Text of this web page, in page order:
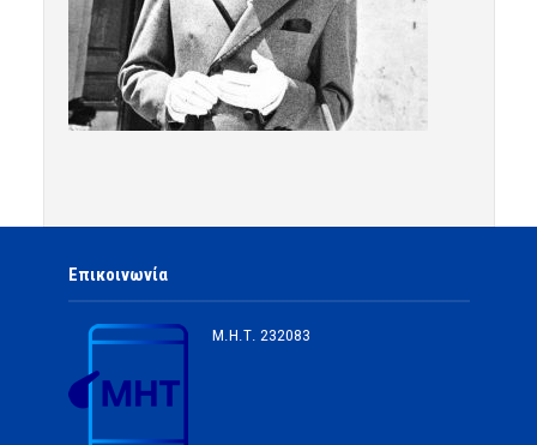
Επικοινωνία
Μ.Η.Τ. 232083